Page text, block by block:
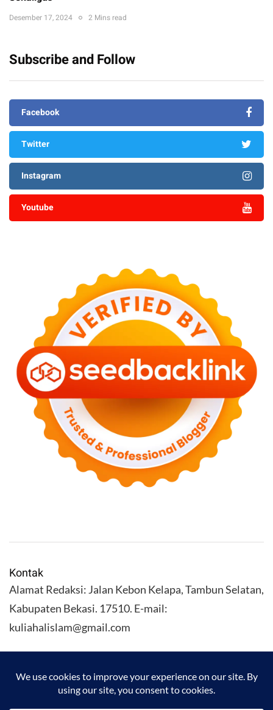
Desember 17, 2024 2 Mins read
Subscribe and Follow
Facebook
Twitter
Instagram
Youtube
Kontak
Alamat Redaksi: Jalan Kebon Kelapa, Tambun Selatan,
Kabupaten Bekasi. 17510. E-mail:
kuliahalislam@gmail.com